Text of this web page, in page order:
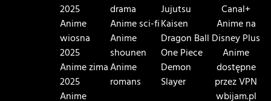
2025
Anime
wiosna
2025
Anime zima
2025
drama
Anime sci-fi
Anime
shounen
Anime
romans
Jujutsu
Kaisen
Dragon Ball
One Piece
Demon
Slayer
Canal+
Anime na
Disney Plus
Anime
dostępne
przez VPN